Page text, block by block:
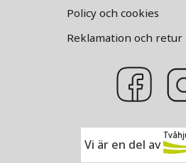
Policy och cookies
Reklamation och retur
Vi är en del av